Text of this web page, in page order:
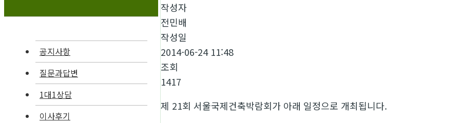
공지사항
질문과답변
1대1상담
이사후기
작성자
전민배
작성일
2014-06-24 11:48
조회
1417
제 21회 서울국제건축박람회가 아래 일정으로 개최됩니다.